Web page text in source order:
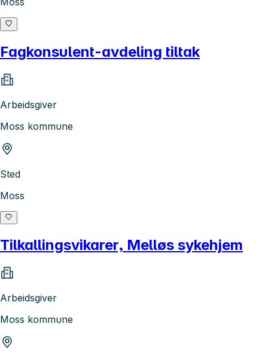
Fagkonsulent-avdeling tiltak
Arbeidsgiver
Moss kommune
Sted
Moss
Tilkallingsvikarer, Melløs sykehjem
Arbeidsgiver
Moss kommune